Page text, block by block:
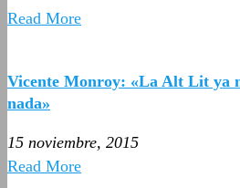
Read More
Vicente Monroy: «La Alt Lit ya
nada»
15 noviembre, 2015
Read More